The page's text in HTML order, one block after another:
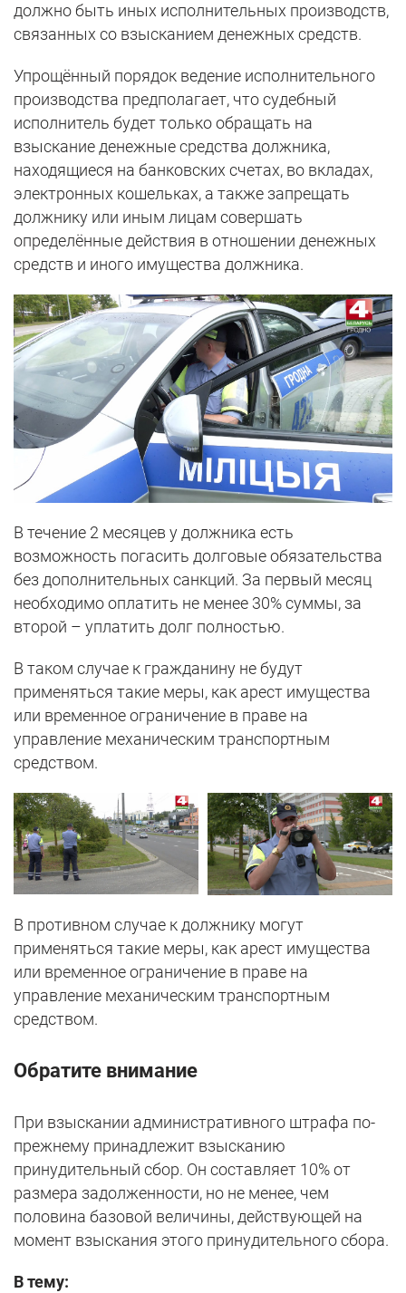
должно быть иных исполнительных производств,
связанных со взысканием денежных средств.
Упрощённый порядок ведение исполнительного
производства предполагает, что судебный
исполнитель будет только обращать на
взыскание денежные средства должника,
находящиеся на банковских счетах, во вкладах,
электронных кошельках, а также запрещать
должнику или иным лицам совершать
определённые действия в отношении денежных
средств и иного имущества должника.
В течение 2 месяцев у должника есть
возможность погасить долговые обязательства
без дополнительных санкций. За первый месяц
необходимо оплатить не менее 30% суммы, за
второй – уплатить долг полностью.
В таком случае к гражданину не будут
применяться такие меры, как арест имущества
или временное ограничение в праве на
управление механическим транспортным
средством.
В противном случае к должнику могут
применяться такие меры, как арест имущества
или временное ограничение в праве на
управление механическим транспортным
средством.
Обратите внимание
При взыскании административного штрафа по-
прежнему принадлежит взысканию
принудительный сбор. Он составляет 10% от
размера задолженности, но не менее, чем
половина базовой величины, действующей на
момент взыскания этого принудительного сбора.
В тему: